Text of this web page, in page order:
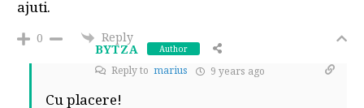
ajuti.
0 Reply
BYTZA Author
Reply to marius 9 years ago
Cu placere!